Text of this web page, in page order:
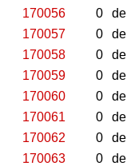
170056
0 de
170057
0 de
170058
0 de
170059
0 de
170060
0 de
170061
0 de
170062
0 de
170063
0 de